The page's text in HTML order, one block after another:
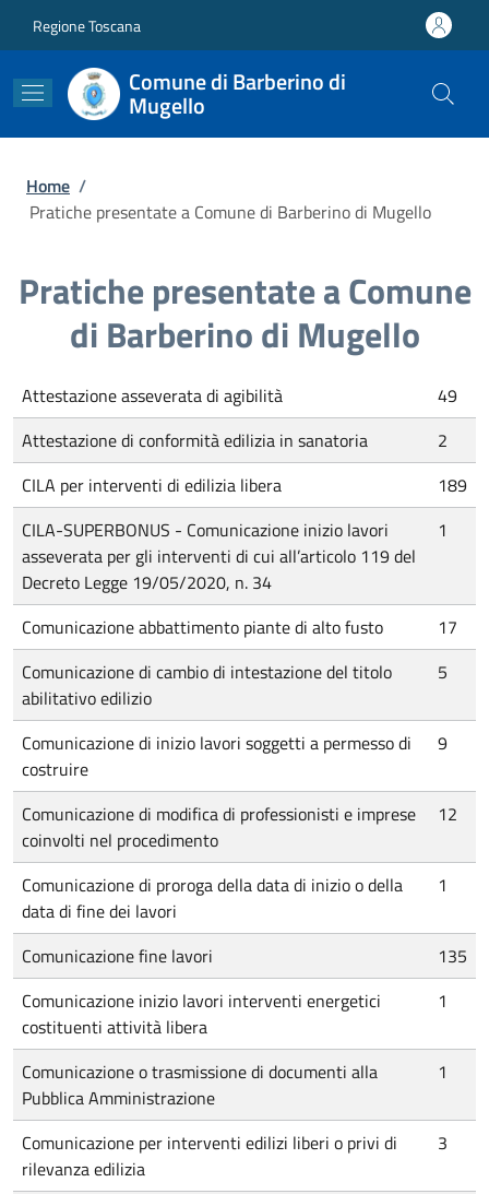
Regione Toscana
Comune di Barberino di
Mugello
Briciole di pane
Home /
Pratiche presentate a Comune di Barberino di Mugello
Pratiche presentate a Comune
di Barberino di Mugello
Attestazione asseverata di agibilità
49
Attestazione di conformità edilizia in sanatoria
2
CILA per interventi di edilizia libera
189
CILA-SUPERBONUS - Comunicazione inizio lavori
asseverata per gli interventi di cui all’articolo 119 del
Decreto Legge 19/05/2020, n. 34
1
Comunicazione abbattimento piante di alto fusto
17
Comunicazione di cambio di intestazione del titolo
abilitativo edilizio
5
Comunicazione di inizio lavori soggetti a permesso di
costruire
9
Comunicazione di modifica di professionisti e imprese
coinvolti nel procedimento
12
Comunicazione di proroga della data di inizio o della
data di fine dei lavori
1
Comunicazione fine lavori
135
Comunicazione inizio lavori interventi energetici
costituenti attività libera
1
Comunicazione o trasmissione di documenti alla
Pubblica Amministrazione
1
Comunicazione per interventi edilizi liberi o privi di
rilevanza edilizia
3